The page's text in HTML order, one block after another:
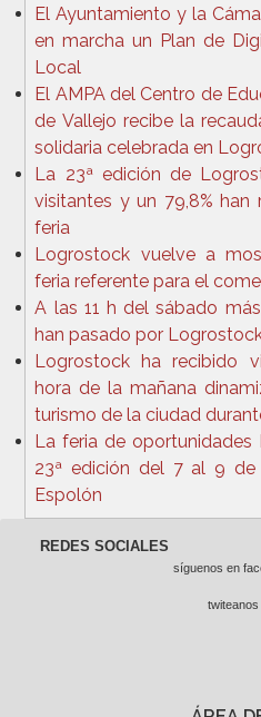
El Ayuntamiento y la
en marcha un Plan de
Local
El AMPA del Centro de
de Vallejo recibe la
solidaria celebrada en
La 23ª edición de
visitantes y un 79,8%
feria
Logrostock vuelve a
feria referente para el
A las 11 h del sábado
han pasado por
Logrostock ha recibido
hora de la mañana
turismo de la ciudad
La feria de
23ª edición del 7 al 9
Espolón
REDES SOCIALES
síguenos en
twiteanos